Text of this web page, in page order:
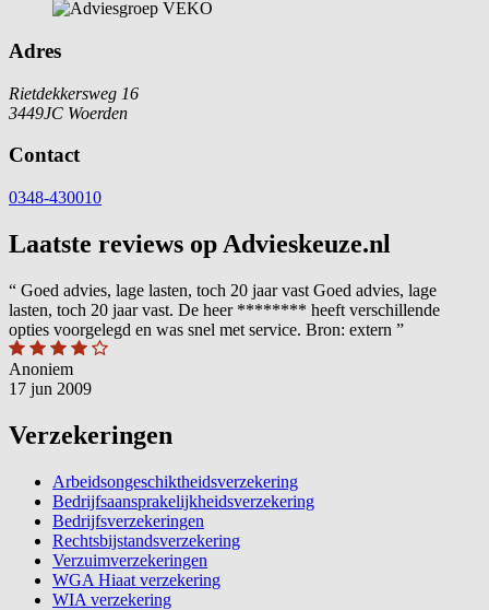
Adres
Rietdekkersweg 16
3449JC Woerden
Contact
0348-430010
Laatste reviews op Advieskeuze.nl
“ Goed advies, lage lasten, toch 20 jaar vast Goed advies, lage
lasten, toch 20 jaar vast. De heer ******** heeft verschillende
opties voorgelegd en was snel met service. Bron: extern ”
Anoniem
17 jun 2009
Verzekeringen
Arbeidsongeschiktheidsverzekering
Bedrijfsaansprakelijkheidsverzekering
Bedrijfsverzekeringen
Rechtsbijstandsverzekering
Verzuimverzekeringen
WGA Hiaat verzekering
WIA verzekering